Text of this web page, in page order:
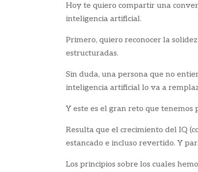
Hoy te quiero compartir una
inteligencia artificial.
Primero, quiero reconocer la
estructuradas.
Sin duda, una persona que no
inteligencia artificial lo va a
Y este es el gran reto que
Resulta que el crecimiento del IQ
estancado e incluso revertido. Y
Los principios sobre los cuales